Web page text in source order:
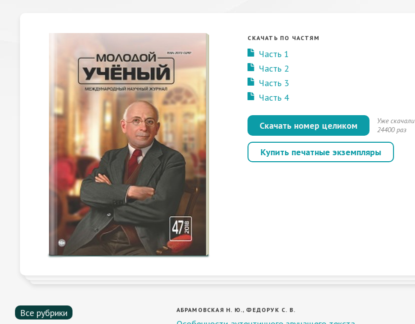
СКАЧАТЬ ПО ЧАСТЯМ
Часть 1
Часть 2
Часть 3
Часть 4
Скачать номер целиком
Уже скачали
24400 раз
Купить печатные экземпляры
Все рубрики
АБРАМОВСКАЯ Н. Ю., ФЕДОРУК С. В.